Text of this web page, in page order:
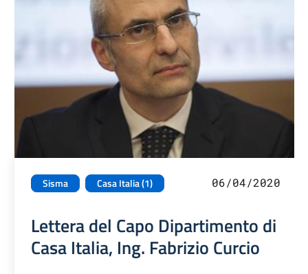
Sisma Casa Italia (1) 06/04/2020
Lettera del Capo Dipartimento di
Casa Italia, Ing. Fabrizio Curcio